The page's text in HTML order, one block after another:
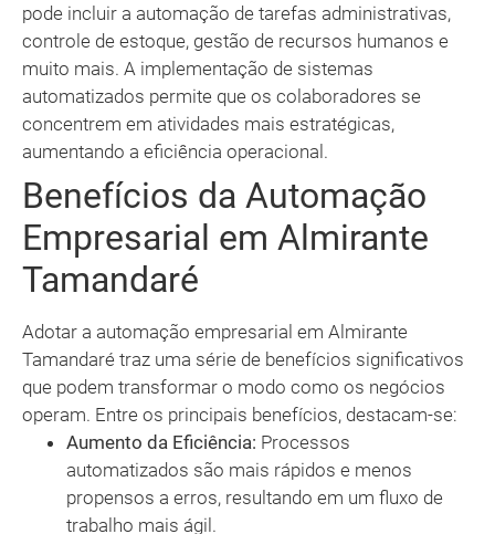
pode incluir a automação de tarefas administrativas,
controle de estoque, gestão de recursos humanos e
muito mais. A implementação de sistemas
automatizados permite que os colaboradores se
concentrem em atividades mais estratégicas,
aumentando a eficiência operacional.
Benefícios da Automação
Empresarial em Almirante
Tamandaré
Adotar a automação empresarial em Almirante
Tamandaré traz uma série de benefícios significativos
que podem transformar o modo como os negócios
operam. Entre os principais benefícios, destacam-se:
Aumento da Eficiência: Processos
automatizados são mais rápidos e menos
propensos a erros, resultando em um fluxo de
trabalho mais ágil.